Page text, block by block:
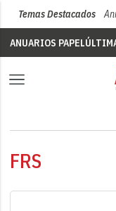
Temas Destacados
ANUARIOS PAPEL
FRS